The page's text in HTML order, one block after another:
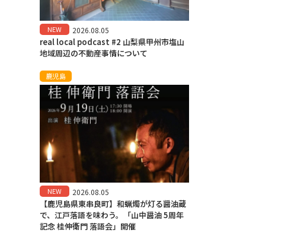
NEW 2026.08.05
real local podcast #2 山梨県甲州市塩山
地域周辺の不動産事情について
鹿児島
NEW 2026.08.05
【鹿児島県東串良町】和蝋燭が灯る醤油蔵
で、江戸落語を味わう。「山中醤油 5周年
記念 桂伸衛門 落語会」開催